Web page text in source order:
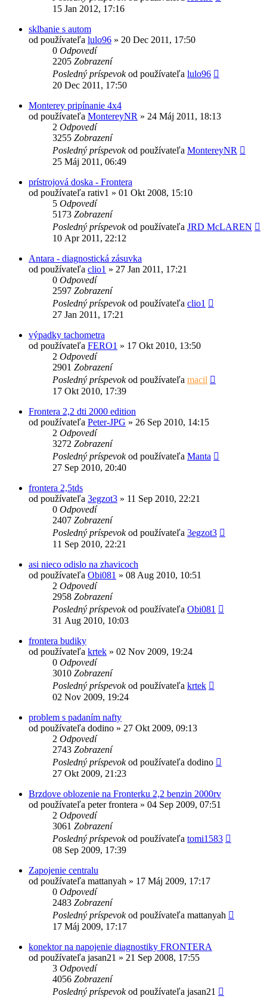
15 Jan 2012, 17:16
sklbanie s autom
od používateľa lulo96 » 20 Dec 2011, 17:50
0 Odpovedí
2205 Zobrazení
Posledný príspevokod používateľa lulo96
20 Dec 2011, 17:50
Monterey pripínanie 4x4
od používateľa MontereyNR » 24 Máj 2011, 18:13
2 Odpovedí
3255 Zobrazení
Posledný príspevokod používateľa MontereyNR
25 Máj 2011, 06:49
prístrojová doska - Frontera
od používateľa rativ1 » 01 Okt 2008, 15:10
5 Odpovedí
5173 Zobrazení
Posledný príspevokod používateľa JRD McLAREN
10 Apr 2011, 22:12
Antara - diagnostická zásuvka
od používateľa clio1 » 27 Jan 2011, 17:21
0 Odpovedí
2597 Zobrazení
Posledný príspevokod používateľa clio1
27 Jan 2011, 17:21
výpadky tachometra
od používateľa FERO1 » 17 Okt 2010, 13:50
2 Odpovedí
2901 Zobrazení
Posledný príspevokod používateľa macil
17 Okt 2010, 17:39
Frontera 2,2 dti 2000 edition
od používateľa Peter-JPG » 26 Sep 2010, 14:15
2 Odpovedí
3272 Zobrazení
Posledný príspevokod používateľa Manta
27 Sep 2010, 20:40
frontera 2,5tds
od používateľa 3egzot3 » 11 Sep 2010, 22:21
0 Odpovedí
2407 Zobrazení
Posledný príspevokod používateľa 3egzot3
11 Sep 2010, 22:21
asi nieco odislo na zhavicoch
od používateľa Obi081 » 08 Aug 2010, 10:51
2 Odpovedí
2958 Zobrazení
Posledný príspevokod používateľa Obi081
31 Aug 2010, 10:03
frontera budiky
od používateľa krtek » 02 Nov 2009, 19:24
0 Odpovedí
3010 Zobrazení
Posledný príspevokod používateľa krtek
02 Nov 2009, 19:24
problem s padaním nafty
od používateľa dodino » 27 Okt 2009, 09:13
2 Odpovedí
2743 Zobrazení
Posledný príspevokod používateľa dodino
27 Okt 2009, 21:23
Brzdove oblozenie na Fronterku 2,2 benzin 2000rv
od používateľa peter frontera » 04 Sep 2009, 07:51
2 Odpovedí
3061 Zobrazení
Posledný príspevokod používateľa tomi1583
08 Sep 2009, 17:39
Zapojenie centralu
od používateľa mattanyah » 17 Máj 2009, 17:17
0 Odpovedí
2483 Zobrazení
Posledný príspevokod používateľa mattanyah
17 Máj 2009, 17:17
konektor na napojenie diagnostiky FRONTERA
od používateľa jasan21 » 21 Sep 2008, 17:55
3 Odpovedí
4056 Zobrazení
Posledný príspevokod používateľa jasan21